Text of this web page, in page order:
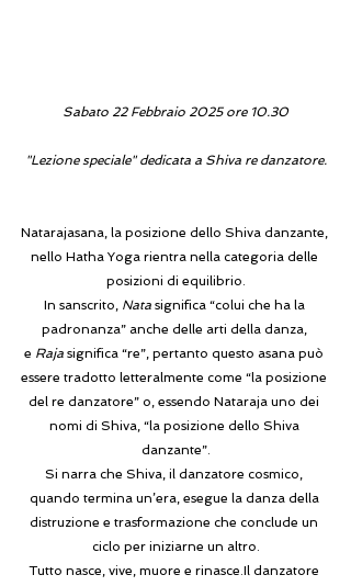
Sabato 22 Febbraio 2025 ore 10.30
"Lezione speciale" dedicata a Shiva re danzatore.
Natarajasana, la posizione dello Shiva danzante,
nello Hatha Yoga rientra nella categoria delle
posizioni di equilibrio.
In sanscrito, Nata significa “colui che ha la
padronanza” anche delle arti della danza,
e Raja significa “re”, pertanto questo asana può
essere tradotto letteralmente come “la posizione
del re danzatore” o, essendo Nataraja uno dei
nomi di Shiva, “la posizione dello Shiva
danzante”.
Si narra che Shiva, il danzatore cosmico,
quando termina un’era, esegue la danza della
distruzione e trasformazione che conclude un
ciclo per iniziarne un altro.
Tutto nasce, vive, muore e rinasce.Il danzatore